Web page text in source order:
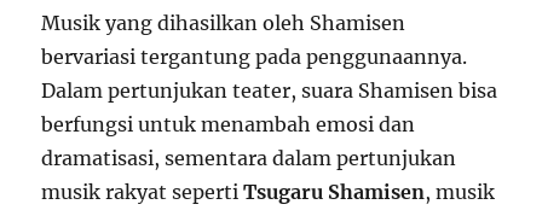
Musik yang dihasilkan oleh Shamisen
bervariasi tergantung pada penggunaannya.
Dalam pertunjukan teater, suara Shamisen bisa
berfungsi untuk menambah emosi dan
dramatisasi, sementara dalam pertunjukan
musik rakyat sepertiTsugaru Shamisen, musik